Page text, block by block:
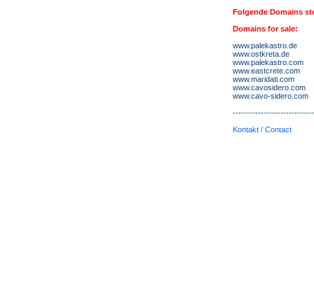
Folgende Domains
Domains for sale:
www.palekastro.de
www.ostkreta.de
www.palekastro.com
www.eastcrete.com
www.maridati.com
www.cavosidero.com
www.cavo-sidero.com
Kontakt / Contact